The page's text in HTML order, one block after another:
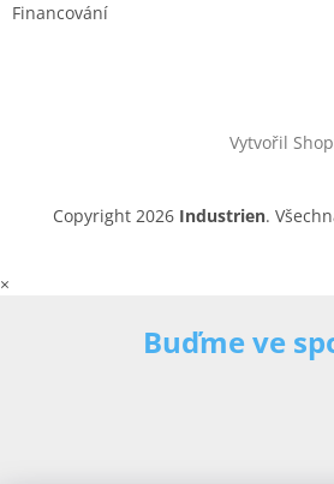
Financování
Vytvořil
Copyright 2026 Industrien.
×
Buďme ve